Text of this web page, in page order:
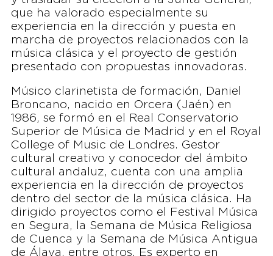
que ha valorado especialmente su
experiencia en la dirección y puesta en
marcha de proyectos relacionados con la
música clásica y el proyecto de gestión
presentado con propuestas innovadoras.
Músico clarinetista de formación, Daniel
Broncano, nacido en Orcera (Jaén) en
1986, se formó en el Real Conservatorio
Superior de Música de Madrid y en el Royal
College of Music de Londres. Gestor
cultural creativo y conocedor del ámbito
cultural andaluz, cuenta con una amplia
experiencia en la dirección de proyectos
dentro del sector de la música clásica. Ha
dirigido proyectos como el Festival Música
en Segura, la Semana de Música Religiosa
de Cuenca y la Semana de Música Antigua
de Álava, entre otros. Es experto en